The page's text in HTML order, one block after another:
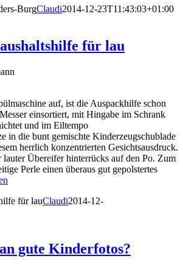
BurgClaudi2014-12-23T11:43:03+01:00
für lau
auf, ist die Auspackhilfe schon
einsortiert, mit Hingabe im Schrank
und im Eiltempo
in die bunt gemischte Kinderzeugschublade
herrlich konzentrierten Gesichtsausdruck.
Übereifer hinterrücks auf den Po. Zum
Perle einen überaus gut gepolstertes
für lauClaudi2014-12-
gute Kinderfotos?